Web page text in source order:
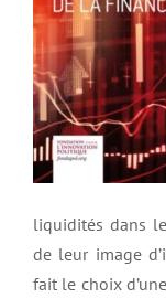
liquidités dans
de leur image
fait le choix